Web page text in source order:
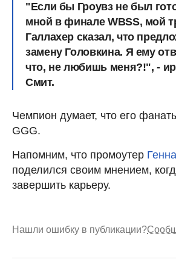
"Если бы Гроувз не был
мной в финале WBSS, мой
Галлахер сказал, что
замену Головкина. Я ему
что, не любишь меня?!", -
Смит.
Чемпион думает, что его
GGG.
Напомним, что промоутер
поделился своим мнением,
завершить карьеру.
Нашли ошибку в публикации?